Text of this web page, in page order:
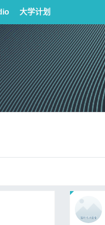
大学计划